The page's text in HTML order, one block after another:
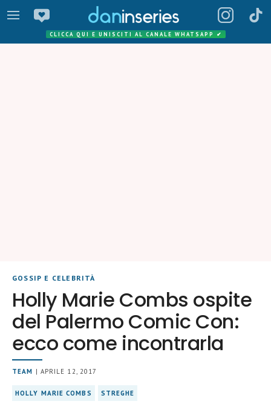
CLICCA QUI E UNISCITI AL CANALE WHATSAPP ✔
GOSSIP E CELEBRITÀ
Holly Marie Combs ospite
del Palermo Comic Con:
ecco come incontrarla
TEAM | APRILE 12, 2017
HOLLY MARIE COMBS STREGHE